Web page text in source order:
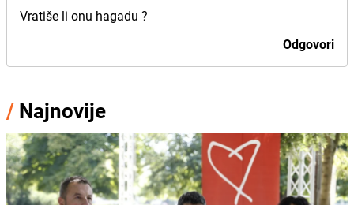
Vratiše li onu hagadu ?
Odgovori
/ Najnovije